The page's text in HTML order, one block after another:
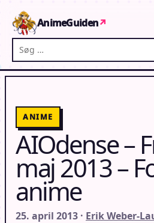
AnimeGuiden↗
Søg på AnimeGuiden
ANIME
AIOdense –
maj 2013 –
anime
25. april 2013 · Erik Weber-